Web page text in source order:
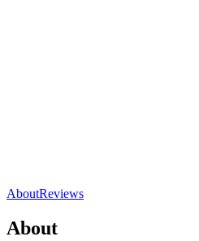
Share
AboutReviews
About